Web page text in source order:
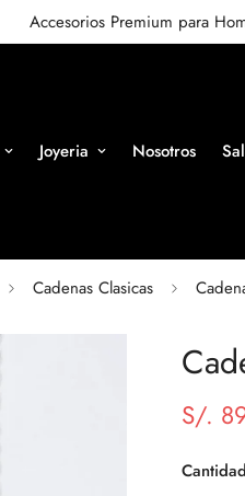
Accesorios Premium para
Joyeria Nosotros
Cadenas Clasicas
Precio
venta
S/.
Precio
Cantidad